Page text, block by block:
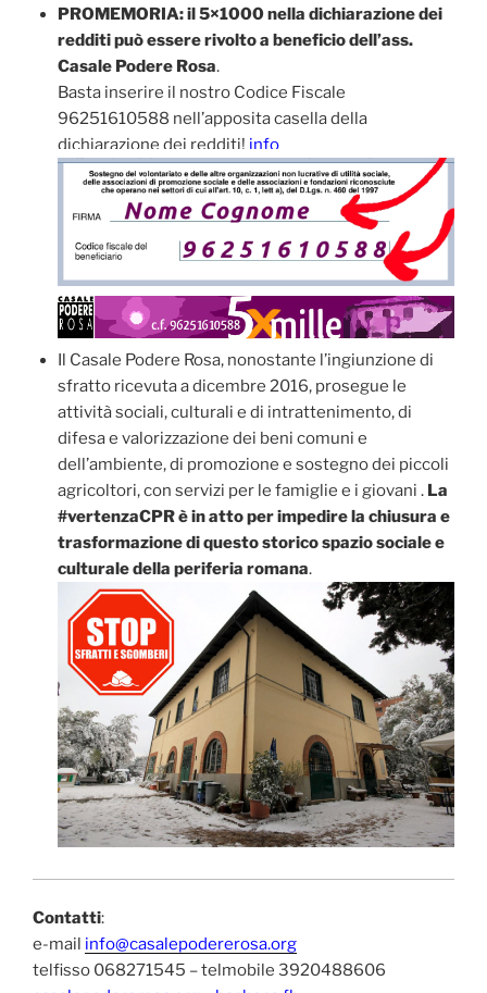
PROMEMORIA: il 5×1000 nella dichiarazione dei
redditi può essere rivolto a beneficio dell’ass.
Casale Podere Rosa.
Basta inserire il nostro Codice Fiscale
96251610588 nell’apposita casella della
dichiarazione dei redditi! info
Il Casale Podere Rosa, nonostante l’ingiunzione di
sfratto ricevuta a dicembre 2016, prosegue le
attività sociali, culturali e di intrattenimento, di
difesa e valorizzazione dei beni comuni e
dell’ambiente, di promozione e sostegno dei piccoli
agricoltori, con servizi per le famiglie e i giovani .La
#vertenzaCPR è in atto per impedire la chiusura e
trasformazione di questo storico spazio sociale e
culturale della periferia romana.
Contatti:
e-mail info@casalepodererosa.org
telfisso 068271545 – telmobile 3920488606